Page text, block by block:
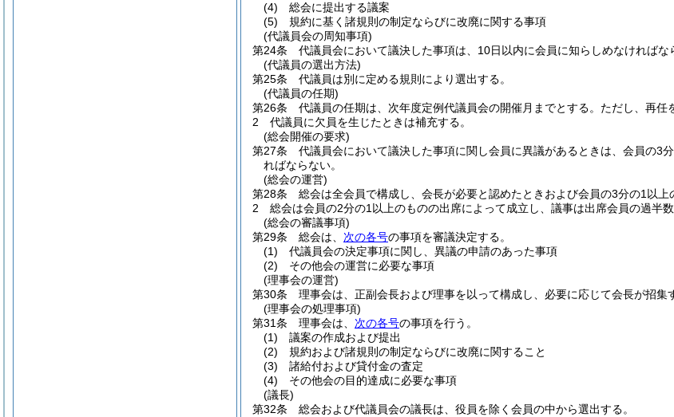
(4)
総会に提出する議案
(5)
規約に基く諸規則の制定ならびに改廃に関する事項
(代議員会の周知事項)
第24条
代議員会において議決した事項は、10日以内に会員に知らしめなければな
(代議員の選出方法)
第25条
代議員は別に定める規則により選出する。
(代議員の任期)
第26条
代議員の任期は、次年度定例代議員会の開催月までとする。 ただし、再任
2
代議員に欠員を生じたときは補充する。
(総会開催の要求)
第27条
代議員会において議決した事項に関し会員に異議があるときは、会員の3
ればならない。
(総会の運営)
第28条
総会は全会員で構成し、会長が必要と認めたときおよび会員の3分の1以
2
総会は会員の2分の1以上のものの出席によって成立し、議事は出席会員の過半数
(総会の審議事項)
第29条
総会は、 次の各号の事項を審議決定する。
(1)
代議員会の決定事項に関し、異議の申請のあった事項
(2)
その他会の運営に必要な事項
(理事会の運営)
第30条
理事会は、正副会長および理事を以って構成し、必要に応じて会長が招集
(理事会の処理事項)
第31条
理事会は、 次の各号の事項を行う。
(1)
議案の作成および提出
(2)
規約および諸規則の制定ならびに改廃に関すること
(3)
諸給付および貸付金の査定
(4)
その他会の目的達成に必要な事項
(議長)
第32条
総会および代議員会の議長は、役員を除く会員の中から選出する。